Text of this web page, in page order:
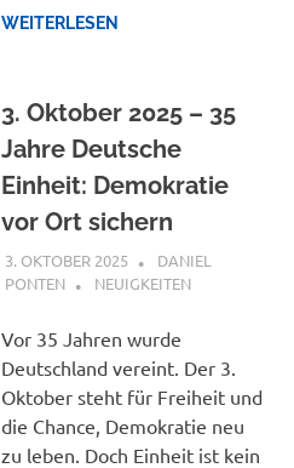
WEITERLESEN
3. Oktober 2025 – 35
Jahre Deutsche
Einheit: Demokratie
vor Ort sichern
3. OKTOBER 2025
DANIEL
PONTEN
NEUIGKEITEN
Vor 35 Jahren wurde
Deutschland vereint. Der 3.
Oktober steht für Freiheit und
die Chance, Demokratie neu
zu leben. Doch Einheit ist kein